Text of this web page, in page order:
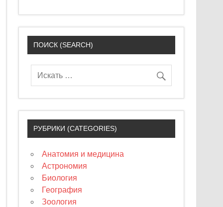
ПОИСК (SEARCH)
РУБРИКИ (CATEGORIES)
Анатомия и медицина
Астрономия
Биология
География
Зоология